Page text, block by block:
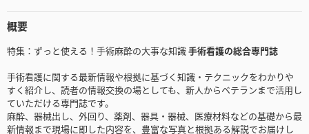
概要
特集：ずっと使える！手術麻酔の大事な知識手術看護の総合専門誌
手術看護に関する最新情報や根拠に基づく知識・テクニックをわかりや
すく紹介し、読者の情報交換の場としても、新人からベテランまで活用し
ていただける専門誌です。
麻酔、器械出し、外回り、薬剤、器具・器械、医療材料などの基礎から最
新情報まで現場に即した内容を、豊富な写真と根拠ある解説でお届けし